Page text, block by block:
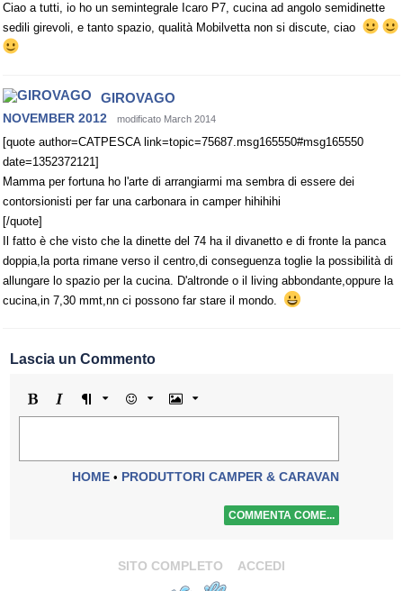
Ciao a tutti, io ho un semintegrale Icaro P7, cucina ad angolo semidinette
sedili girevoli, e tanto spazio, qualità Mobilvetta non si discute, ciao
GIROVAGO
NOVEMBER 2012 modificato March 2014
[quote author=CATPESCA link=topic=75687.msg165550#msg165550
date=1352372121]
Mamma per fortuna ho l'arte di arrangiarmi ma sembra di essere dei
contorsionisti per far una carbonara in camper hihihihi
[/quote]
Il fatto è che visto che la dinette del 74 ha il divanetto e di fronte la panca
doppia,la porta rimane verso il centro,di conseguenza toglie la possibilità di
allungare lo spazio per la cucina. D'altronde o il living abbondante,oppure la
cucina,in 7,30 mmt,nn ci possono far stare il mondo.
Lascia un Commento
GrassettoCorsivo Formato Emoji
HOME • PRODUTTORI CAMPER & CARAVAN
COMMENTA COME...
SITO COMPLETO ACCEDI